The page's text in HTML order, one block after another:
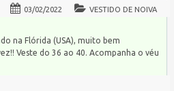
03/02/2022 VESTIDO DE NOIVA
na Flórida (USA), muito bem
Veste do 36 ao 40. Acompanha o véu